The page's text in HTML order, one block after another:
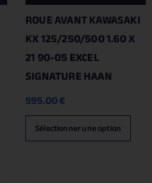
ROUE AVANT KAWASAKI
KX 125/250/500 1.60 X
21 90-05 EXCEL
SIGNATURE HAAN
595.00€
Sélectionner une option